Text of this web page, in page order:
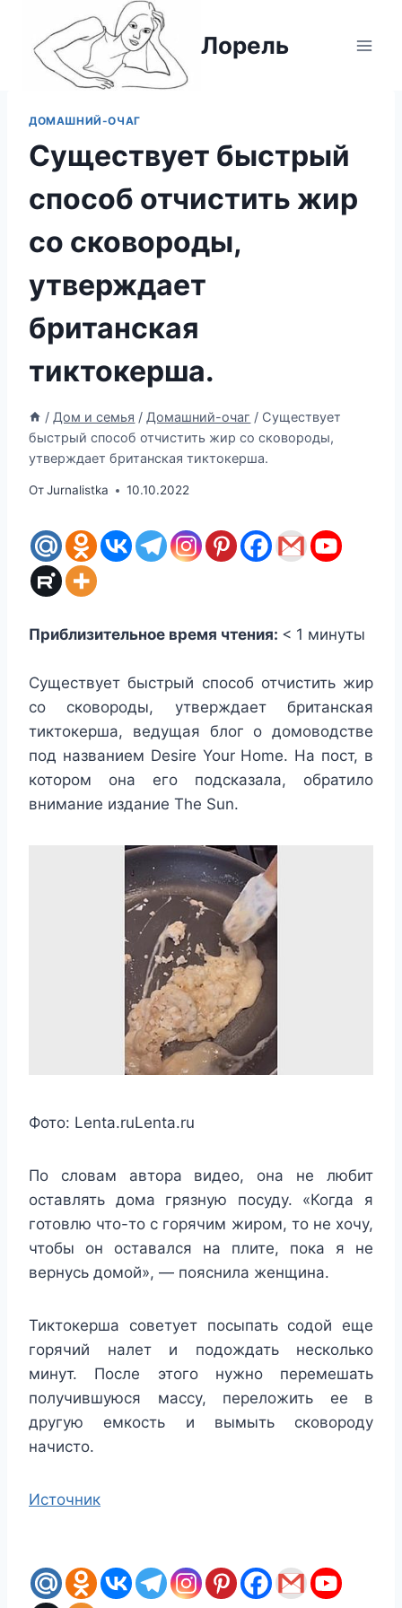
содержимому
Лорель
ДОМАШНИЙ-ОЧАГ
Существует быстрый
способ отчистить жир
со сковороды,
утверждает
британская
тиктокерша.
/ Дом и семья / Домашний-очаг / Существует
быстрый способ отчистить жир со сковороды,
утверждает британская тиктокерша.
ОтJurnalistka 10.10.2022
Приблизительное время чтения: < 1 минуты
Существует быстрый способ отчистить жир
со сковороды, утверждает британская
тиктокерша, ведущая блог о домоводстве
под названием Desire Your Home. На пост, в
котором она его подсказала, обратило
внимание издание The Sun.
Фото: Lenta.ruLenta.ru
По словам автора видео, она не любит
оставлять дома грязную посуду. «Когда я
готовлю что-то с горячим жиром, то не хочу,
чтобы он оставался на плите, пока я не
вернусь домой», — пояснила женщина.
Тиктокерша советует посыпать содой еще
горячий налет и подождать несколько
минут. После этого нужно перемешать
получившуюся массу, переложить ее в
другую емкость и вымыть сковороду
начисто.
Источник